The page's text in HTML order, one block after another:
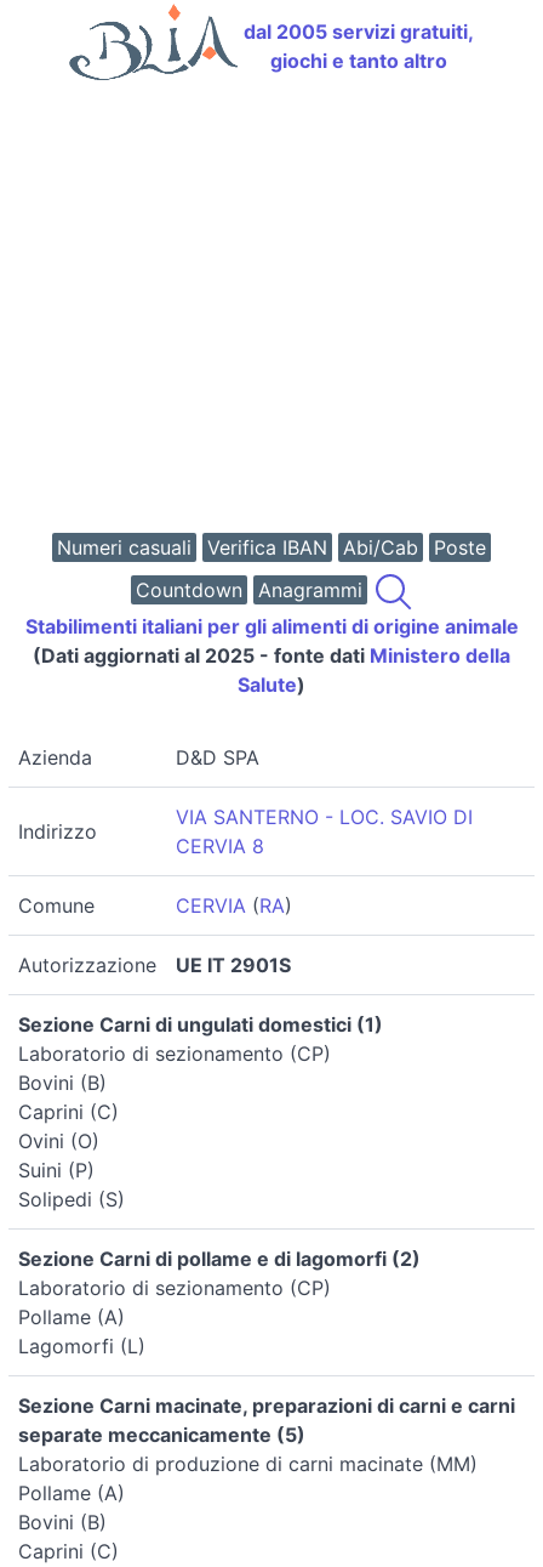
dal 2005 servizi gratuiti,
giochi e tanto altro
Numeri casuali Verifica IBAN Abi/Cab
Poste
Countdown
Anagrammi
Stabilimenti italiani per gli alimenti di origine animale
(Dati aggiornati al 2025 - fonte dati Ministero della
Salute)
Azienda D&D SPA
Indirizzo
VIA SANTERNO - LOC. SAVIO DI
CERVIA 8
Comune CERVIA (RA)
Autorizzazione UE IT 2901S
Sezione Carni di ungulati domestici (1)
Laboratorio di sezionamento (CP)
Bovini (B)
Caprini (C)
Ovini (O)
Suini (P)
Solipedi (S)
Sezione Carni di pollame e di lagomorfi (2)
Laboratorio di sezionamento (CP)
Pollame (A)
Lagomorfi (L)
Sezione Carni macinate, preparazioni di carni e carni
separate meccanicamente (5)
Laboratorio di produzione di carni macinate (MM)
Pollame (A)
Bovini (B)
Caprini (C)